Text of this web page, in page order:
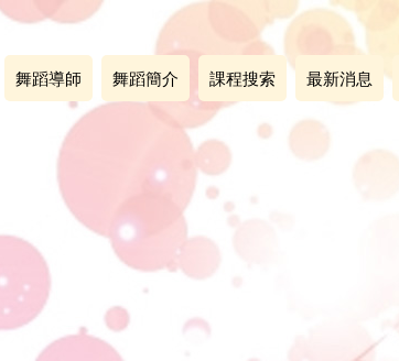
舞蹈導師 舞蹈簡介 課程搜索 最新消息